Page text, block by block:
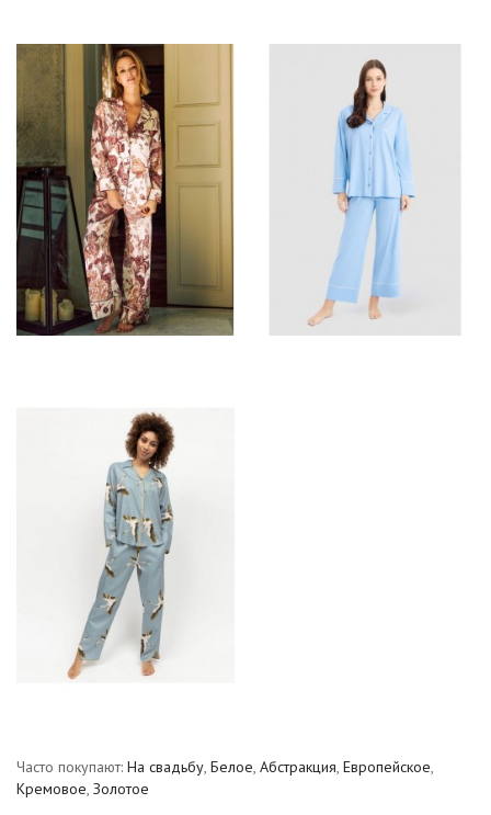
Часто покупают: На свадьбу, Белое, Абстракция, Европейское,
Кремовое, Золотое